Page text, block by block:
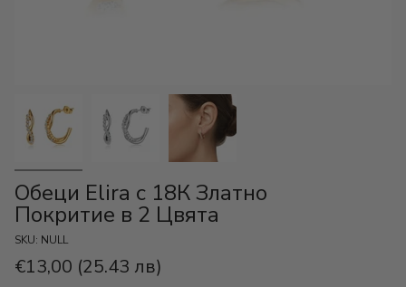
Обеци Elira с 18К Златно
Покритие в 2 Цвята
SKU: NULL
€13,00 (25.43 лв)